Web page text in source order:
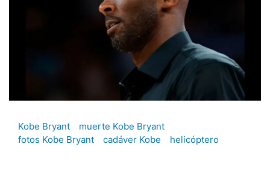
Kobe Bryant
muerte Kobe Bryant
fotos Kobe Bryant
cadáver Kobe helicóptero